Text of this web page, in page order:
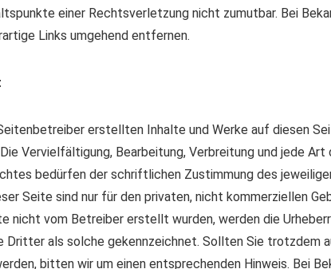
einer Rechtsverletzung nicht zumutbar. Bei
Links umgehend entfernen.
erstellten Inhalte und Werke auf diesen
Vervielfältigung, Bearbeitung, Verbreitung und jede Art
bedürfen der schriftlichen Zustimmung des
Seite sind nur für den privaten, nicht kommerziellen
nicht vom Betreiber erstellt wurden, werden die
Dritter als solche gekennzeichnet. Sollten Sie trotzdem
bitten wir um einen entsprechenden Hinweis. Bei